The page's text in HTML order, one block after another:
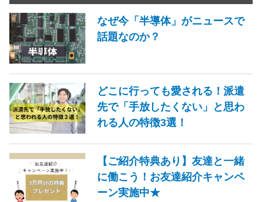
なぜ今「半導体」がニュースで
話題なのか？
どこに行っても愛される！派遣
先で「手放したくない」と思わ
れる人の特徴3選！
【ご紹介特典あり】友達と一緒
に働こう！お友達紹介キャンペ
ーン実施中★